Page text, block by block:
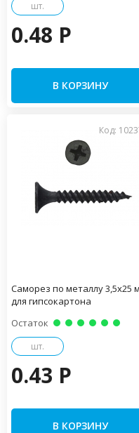
шт.
0.48 P
В КОРЗИНУ
Код:
Саморез по металлу 3,5х25
для гипсокартона
Остаток
шт.
0.43 P
В КОРЗИНУ